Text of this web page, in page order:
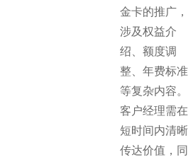
金卡的推广，
涉及权益介
绍、额度调
整、年费标准
等复杂内容。
客户经理需在
短时间内清晰
传达价值，同